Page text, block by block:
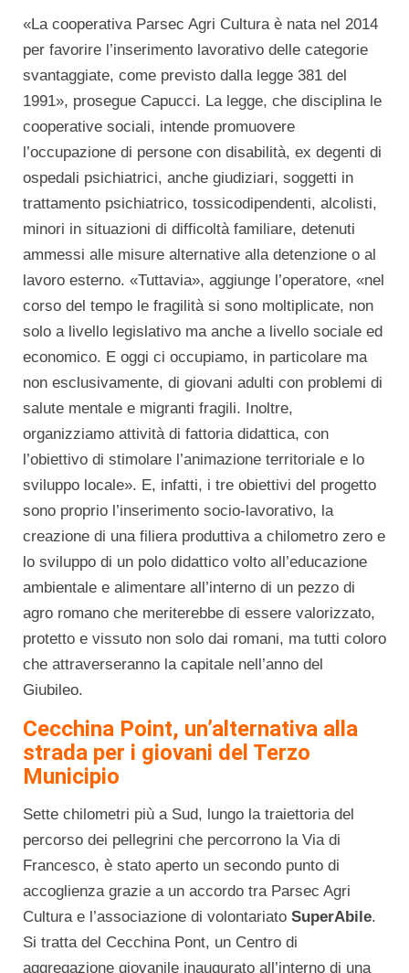
«La cooperativa Parsec Agri Cultura è nata nel 2014
per favorire l’inserimento lavorativo delle categorie
svantaggiate, come previsto dalla legge 381 del
1991», prosegue Capucci. La legge, che disciplina le
cooperative sociali, intende promuovere
l’occupazione di persone con disabilità, ex degenti di
ospedali psichiatrici, anche giudiziari, soggetti in
trattamento psichiatrico, tossicodipendenti, alcolisti,
minori in situazioni di difficoltà familiare, detenuti
ammessi alle misure alternative alla detenzione o al
lavoro esterno. «Tuttavia», aggiunge l’operatore, «nel
corso del tempo le fragilità si sono moltiplicate, non
solo a livello legislativo ma anche a livello sociale ed
economico. E oggi ci occupiamo, in particolare ma
non esclusivamente, di giovani adulti con problemi di
salute mentale e migranti fragili. Inoltre,
organizziamo attività di fattoria didattica, con
l’obiettivo di stimolare l’animazione territoriale e lo
sviluppo locale». E, infatti, i tre obiettivi del progetto
sono proprio l’inserimento socio-lavorativo, la
creazione di una filiera produttiva a chilometro zero e
lo sviluppo di un polo didattico volto all’educazione
ambientale e alimentare all’interno di un pezzo di
agro romano che meriterebbe di essere valorizzato,
protetto e vissuto non solo dai romani, ma tutti coloro
che attraverseranno la capitale nell’anno del
Giubileo.
Cecchina Point, un’alternativa alla
strada per i giovani del Terzo
Municipio
Sette chilometri più a Sud, lungo la traiettoria del
percorso dei pellegrini che percorrono la Via di
Francesco, è stato aperto un secondo punto di
accoglienza grazie a un accordo tra Parsec Agri
Cultura e l’associazione di volontariato SuperAbile.
Si tratta del Cecchina Pont, un Centro di
aggregazione giovanile inaugurato all’interno di una